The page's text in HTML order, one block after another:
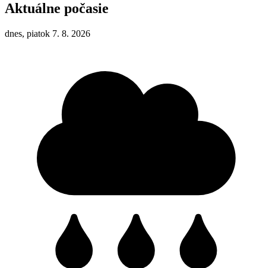
Aktuálne počasie
dnes, piatok 7. 8. 2026